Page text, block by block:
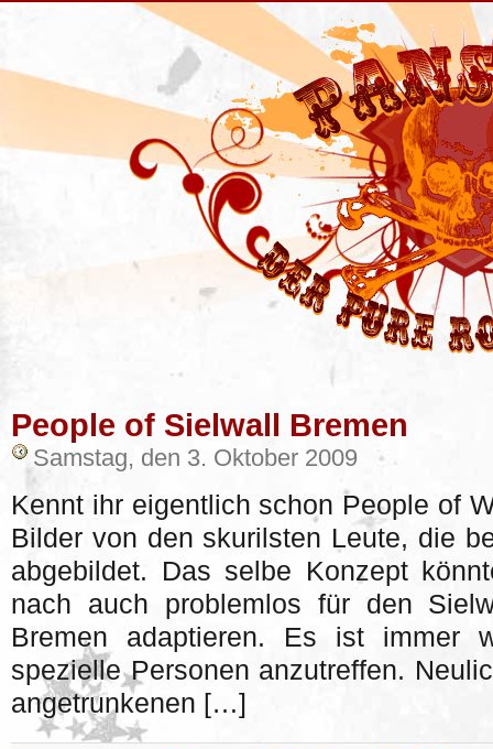
People of Sielwall Bremen
Samstag, den 3. Oktober 2009
Kennt ihr eigentlich schon People of
Bilder von den skurilsten Leute, die
abgebildet. Das selbe Konzept
nach auch problemlos für den
Bremen adaptieren. Es ist immer
spezielle Personen anzutreffen.
angetrunkenen […]